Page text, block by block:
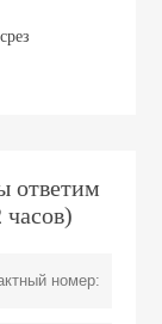
ответим